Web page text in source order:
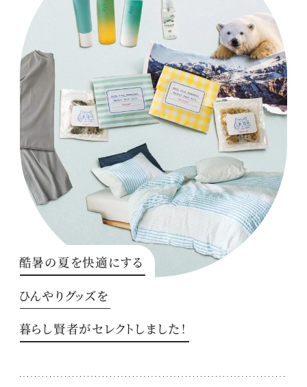
酷暑の夏を快適にする
ひんやりグッズを
暮らし賢者がセレクトしました！